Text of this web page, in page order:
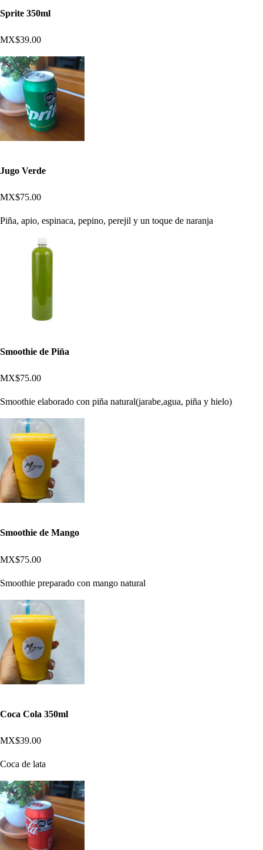
Sprite 350ml
MX$39.00
Jugo Verde
MX$75.00
Piña, apio, espinaca, pepino, perejil y un toque de naranja
Smoothie de Piña
MX$75.00
Smoothie elaborado con piña natural(jarabe,agua, piña y hielo)
Smoothie de Mango
MX$75.00
Smoothie preparado con mango natural
Coca Cola 350ml
MX$39.00
Coca de lata